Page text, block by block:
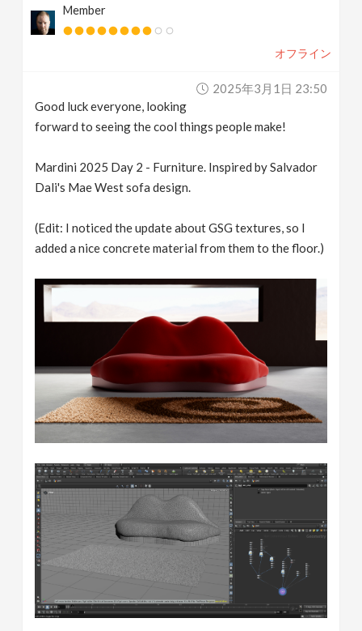
Member
オフライン
2025年3月1日 23:50
Good luck everyone, looking
forward to seeing the cool things people make!
Mardini 2025 Day 2 - Furniture. Inspired by Salvador
Dali's Mae West sofa design.
(Edit: I noticed the update about GSG textures, so I
added a nice concrete material from them to the floor.)